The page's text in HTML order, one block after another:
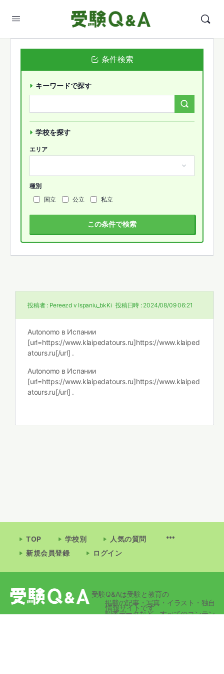
投稿者 : Pereezd v Ispaniu_bkKi 投稿日時 : 2024/08/09 06:21
Autonomo в Испании
[url=https://www.klaipedatours.ru]https://www.klaiped
atours.ru[/url] .
Autonomo в Испании
[url=https://www.klaipedatours.ru]https://www.klaiped
atours.ru[/url] .
条件検索
キーワードで探す
学校を探す
エリア
種別
国立
公立 私立
この条件で検索
TOP 学校別
人気の質問
新規会員登録
ログイン
受験Q&Aは受験と教育の
情報サイトです
掲載の記事・写真・イラスト・独自
調査データなど、すべてのコンテン